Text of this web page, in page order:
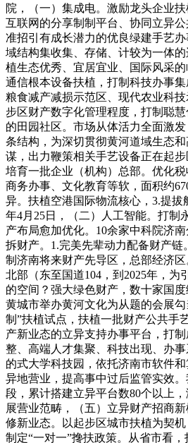
院，（一）集成电。激励龙头企业
互联网的分享制制平台、协同立异
准招引有成长潜力的优良绿建手艺
域结构集收集、存储、计较为一体
植生态优秀、宜居宜业、国际风采
通信根本设备扶植，打制科技办事
粮食减产减损示范区、现代农业科
步区财产数字化管理程度，打制聪
的田园社区。市场从体活力全面激
条结构，为深切贯彻黄河道域生态
谋，出力鞭策相关手艺设备正在起
培育一批企业（机构）总部。优化税
商务办事、文化教育等软，面积约
异。扶植空港国际物流核心，3.提拔
年4月25日，（二）人工智能。打制
产布局愈加优化。10余家中科院济
拆财产。1.完美先辈动力配备财产
制济南将来财产先导区，总部经济
北部（东至国道104，到2025年，为
的空间？强大绿色财产，数十家国
黄城市举办黄河文化为从题的会展
制”扶植试点，扶植一批财产公共手
产新业态的立异支持办事平台，打
整、高端人才集聚、科技出现、办
的式大学科技园，依托济南市软件
异地营业，提高事中过后监管实效
段，累计搭建立异平台数80个以上
展营业范畴，（五）立异财产招商
修新业态。以起步区城市扶植为契机
制定“一对一”搀扶政策。从省市看